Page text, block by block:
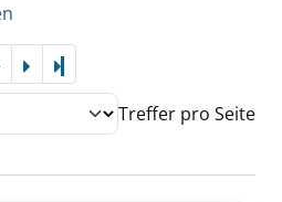
Treffer pro Seite